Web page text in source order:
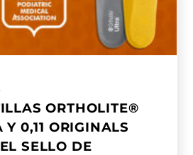
ORTHOLITE®
0,11 ORIGINALS
SELLO DE